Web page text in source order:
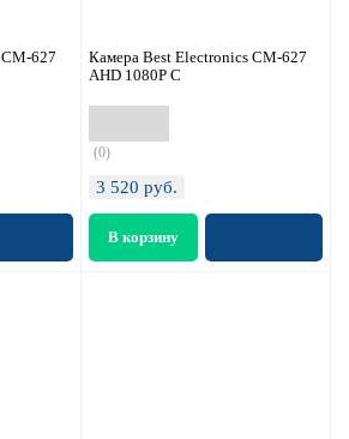
627
Камера Best Electronics CM-627
AHD 1080P C
(0)
3 520 руб.